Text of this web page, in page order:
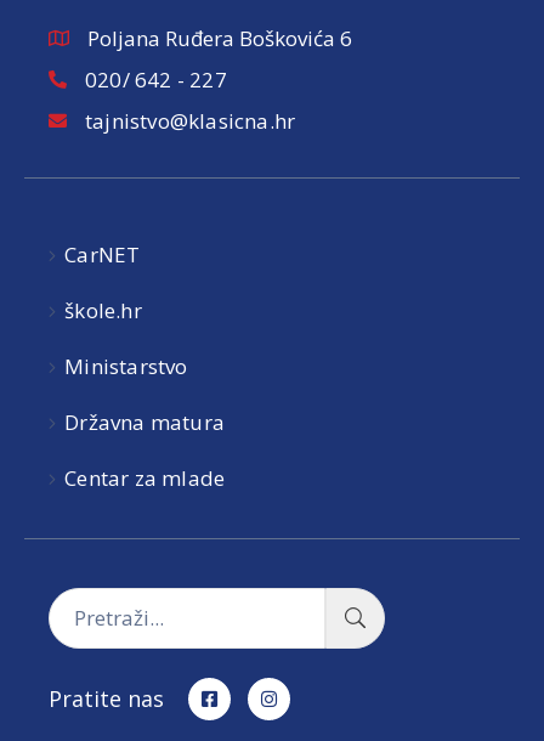
Poljana Ruđera Boškovića 6
020/ 642 - 227
tajnistvo@klasicna.hr
CarNET
škole.hr
Ministarstvo
Državna matura
Centar za mlade
Pratite nas